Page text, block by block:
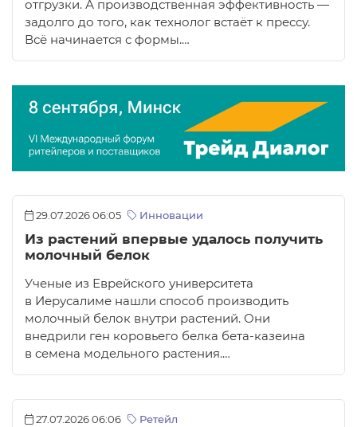
отгрузки. А производственная эффективность —
задолго до того, как технолог встаёт к прессу.
Всё начинается с формы.…
29.07.2026 06:05 Инновации
Из растений впервые удалось получить
молочный белок
Ученые из Еврейского университета
в Иерусалиме нашли способ производить
молочный белок внутри растений. Они
внедрили ген коровьего белка бета-казеина
в семена модельного растения.…
27.07.2026 06:06 Ретейл